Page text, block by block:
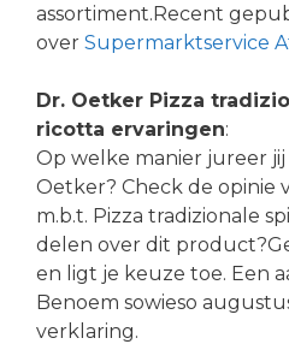
assortiment.Recent
over Supermarktservice
Dr. Oetker Pizza
ricotta ervaringen:
Op welke manier jureer
Oetker? Check de opinie
m.b.t. Pizza tradizionale
delen over dit
en ligt je keuze toe. Een
Benoem sowieso
verklaring.